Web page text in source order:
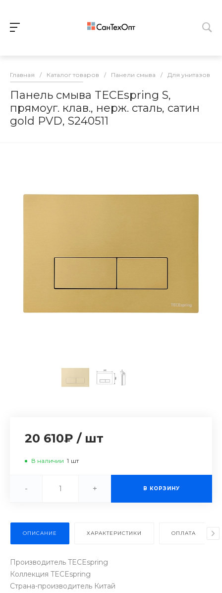
Главная / Каталог товаров / Панели смыва / Для унитазов
Панель смыва TECEspring S,
прямоуг. клав., нерж. сталь, сатин
gold PVD, S240511
20 610₽ / шт
В наличии 1 шт
- + В КОРЗИНУ
ОПИСАНИЕ ХАРАКТЕРИСТИКИ ОПЛАТА
Производитель TECEspring
Коллекция TECEspring
Страна-производитель Китай